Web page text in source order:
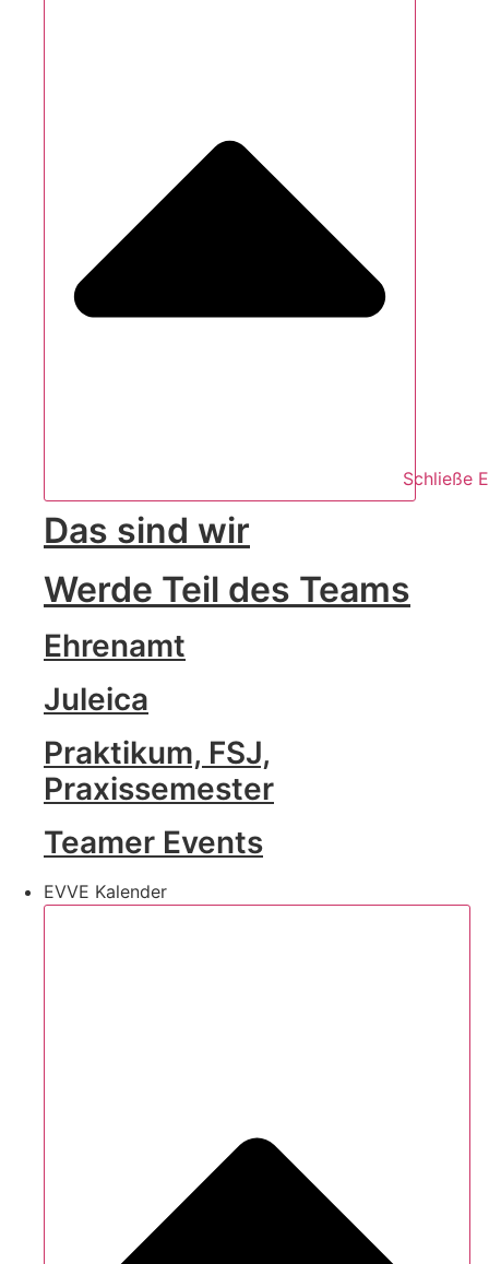
Schließe
Das sind wir
Werde Teil des Teams
Ehrenamt
Juleica
Praktikum, FSJ,
Praxissemester
Teamer Events
EVVE Kalender